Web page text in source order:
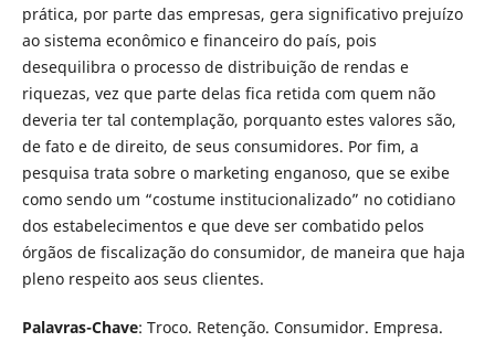
prática, por parte das empresas, gera significativo prejuízo
ao sistema econômico e financeiro do país, pois
desequilibra o processo de distribuição de rendas e
riquezas, vez que parte delas fica retida com quem não
deveria ter tal contemplação, porquanto estes valores são,
de fato e de direito, de seus consumidores. Por fim, a
pesquisa trata sobre o marketing enganoso, que se exibe
como sendo um “costume institucionalizado” no cotidiano
dos estabelecimentos e que deve ser combatido pelos
órgãos de fiscalização do consumidor, de maneira que haja
pleno respeito aos seus clientes.
Palavras-Chave: Troco. Retenção. Consumidor. Empresa.